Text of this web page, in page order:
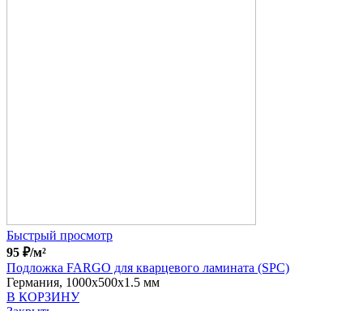
Быстрый просмотр
95 ₽/м²
Подложка FARGO для кварцевого ламината (SPC)
Германия, 1000x500x1.5 мм
В КОРЗИНУ